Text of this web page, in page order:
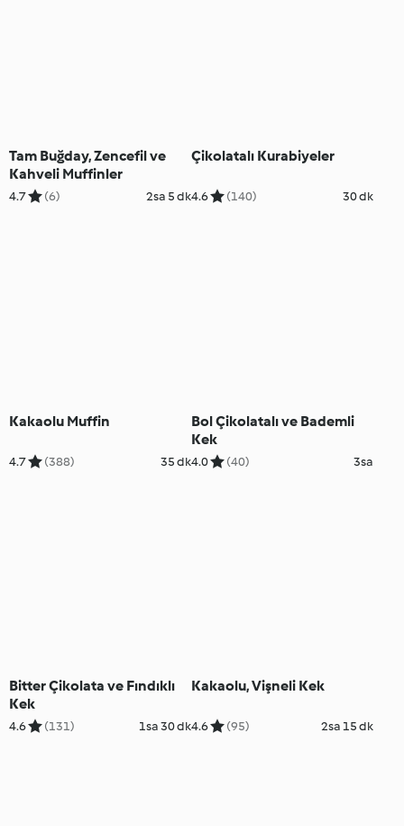
Tam Buğday, Zencefil ve
Kahveli Muffinler
4.7 (6) 2sa 5 dk
Çikolatalı Kurabiyeler
4.6 (140) 30 dk
Kakaolu Muffin
4.7 (388) 35 dk
Bol Çikolatalı ve Bademli
Kek
4.0 (40) 3sa
Bitter Çikolata ve Fındıklı
Kek
4.6 (131) 1sa 30 dk
Kakaolu, Vişneli Kek
4.6 (95) 2sa 15 dk